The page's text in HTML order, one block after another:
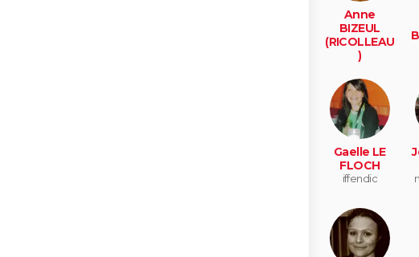
Anne
BIZEUL
(RICOLLEAU
)
de bretagne
Gaelle LE
FLOCH
iffendic